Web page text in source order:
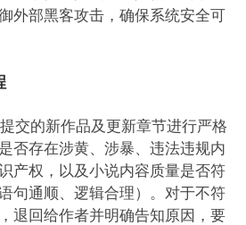
外部黑客攻击，确保系统安全可
交的新作品及更新章节进行严格
否存在涉黄、涉暴、违法违规内
产权，以及小说内容质量是否符
句通顺、逻辑合理）。对于不符
退回给作者并明确告知原因，要